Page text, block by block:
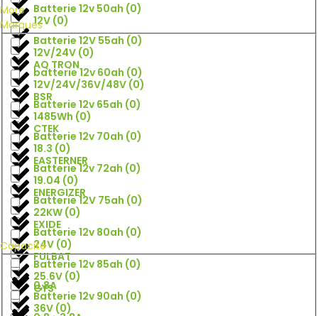
Batterie 12v 50ah (0)
Batterie 12V 55ah (0)
batterie 12v 60ah (0)
Batterie 12v 65ah (0)
Batterie 12v 70ah (0)
Batterie 12v 72ah (0)
Batterie 12V 75ah (0)
Batterie 12v 80ah (0)
Batterie 12v 85ah (0)
Batterie 12v 90ah (0)
12V (0)
12V/24V (0)
12V/24V/36V/48V (0)
1485Wh (0)
18.3 (0)
19.04 (0)
22KW (0)
24V (0)
25.6V (0)
36V (0)
More
Marques
AQ TRON
BSR
CTEK
EASTERNER
ENERGIZER
EXIDE
FULBAT
GYS
Capacité
0,8A